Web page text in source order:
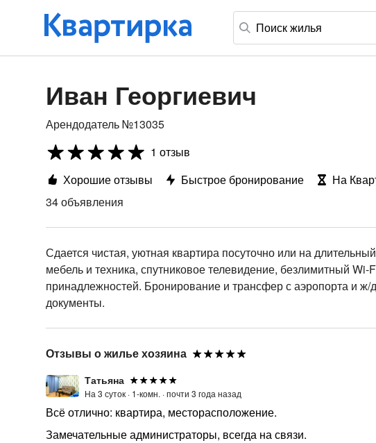
Иван Георгиевич
Арендодатель №13035
1 отзыв
Хорошие отзывы
Быстрое бронирование
На
34 объявления
Сдается чистая, уютная квартира посуточно или на
мебель и техника, спутниковое телевидение, безлимитный
принадлежностей. Бронирование и трансфер с аэропорта и
документы.
Отзывы о жилье хозяина
Татьяна
На 3 суток · 1-комн. ·почти 3 года назад
Всё отлично: квартира, месторасположение.
Замечательные администраторы, всегда на связи.